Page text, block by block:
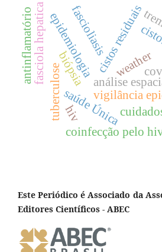
saúde Única
epidemiologia
vigilância
análise
cistos residuais
biópsia
coinfecção pelo
tuberculose
fascioliasis
fasciola hepatica weather
antinflamatório
hiv
Este Periódico é Associado da
Editores Científicos - ABEC